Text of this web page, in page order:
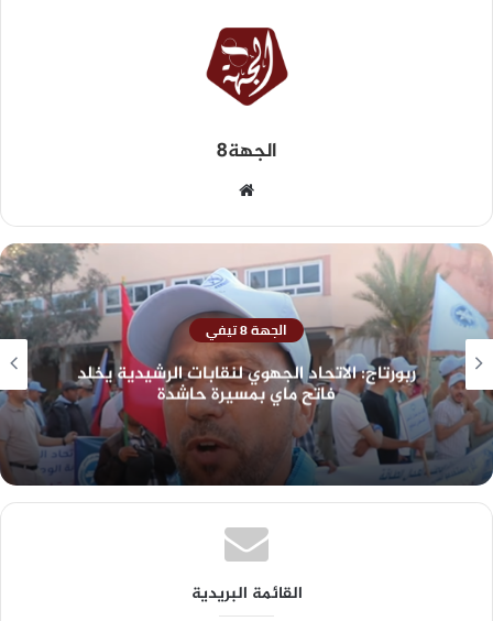
الجهة8
الجهة 8 تيفي
ربورتاج: الاتحاد الجهوي لنقابات الرشيدية يخلد
فاتح ماي بمسيرة حاشدة
القائمة البريدية